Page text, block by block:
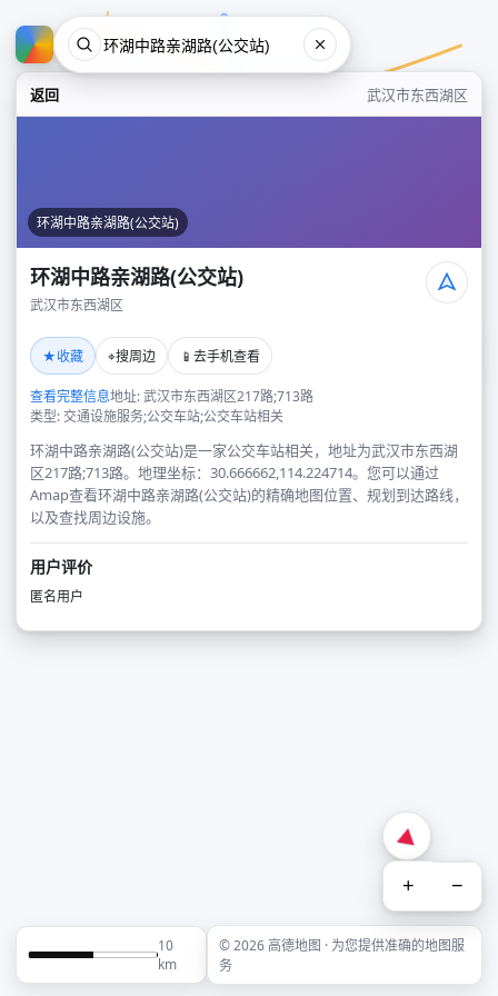
返回 武汉市东西湖区
环湖中路亲湖路(公交站)
环湖中路亲湖路(公交站)
武汉市东西湖区
★收藏 ⌖搜周边 📱 去手机查看
查看完整信息地址: 武汉市东西湖区217路;713路
类型: 交通设施服务;公交车站;公交车站相关
环湖中路亲湖路(公交站)是一家公交车站相关，地址为武汉市东西湖
区217路;713路。地理坐标：30.666662,114.224714。您可以通过
Amap查看环湖中路亲湖路(公交站)的精确地图位置、规划到达路线，
以及查找周边设施。
用户评价
匿名用户
+ −
10
km
© 2026 高德地图 · 为您提供准确的地图服
务